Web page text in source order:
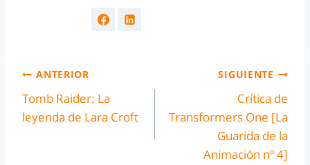
ANTERIOR
Tomb Raider: La
leyenda de Lara Croft
SIGUIENTE
Crítica de
Transformers One [La
Guarida de la
Animación nº 4]